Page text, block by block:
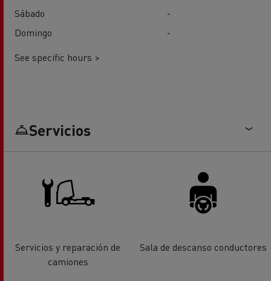
Sábado
-
Domingo
-
See specific hours >
Servicios
Servicios y reparación de
camiones
Sala de descanso conductores